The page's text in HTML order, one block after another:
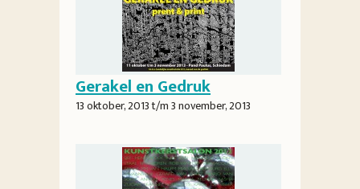
Gerakel en Gedruk
13 oktober, 2013t/m3 november, 2013